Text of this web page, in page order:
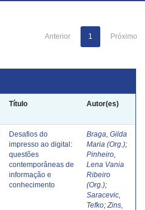
Anterior 1 Próximo
Título Autor(es)
Desafios do
impresso ao digital:
questões
contemporâneas de
informação e
conhecimento
Braga, Gilda
Maria (Org.);
Pinheiro,
Lena Vania
Ribeiro
(Org.);
Saracevic,
Tefko; Zins,